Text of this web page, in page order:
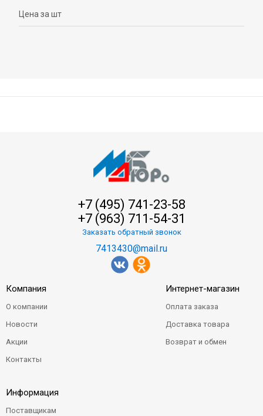
Цена за шт
+7 (495) 741-23-58
+7 (963) 711-54-31
Заказать обратный звонок
7413430@mail.ru
Компания
О компании
Новости
Акции
Контакты
Интернет-магазин
Оплата заказа
Доставка товара
Возврат и обмен
Информация
Поставщикам